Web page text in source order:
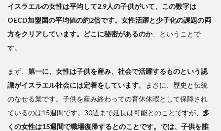
イスラエルの女性は平均して2.9人の子供がいて、この数字は
OECD加盟国の平均値の約2倍です。女性活躍と少子化の課題の両
方をクリアしています。どこに秘密があるのか、ということで
す。
まず、 第一に、女性は子供を産み、社会で活躍するものという認
識がイスラエル社会には定着をしています。まさに、歴史と伝統
のなせる業です。子供を産み終わっての育休休暇として保障され
ているのは15週間です。30週まで延長は可能とのことですが、 多
くの女性は15週間で職場復帰するとのことです。では、子供を誰